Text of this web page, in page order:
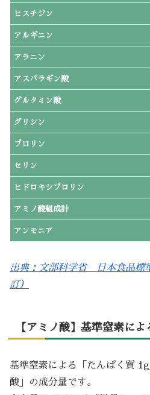
ヒスチジン
アルギニン
アラニン
アスパラギン酸
グルタミン酸
グリシン
プロリン
セリン
ヒドロキシプロリン
アミノ酸組成計
アンモニア
出典：文部科学省 日本食品標
訂）
【アミノ酸】基準窒素に
基準窒素による「たんぱく質
酸」の成分量です。